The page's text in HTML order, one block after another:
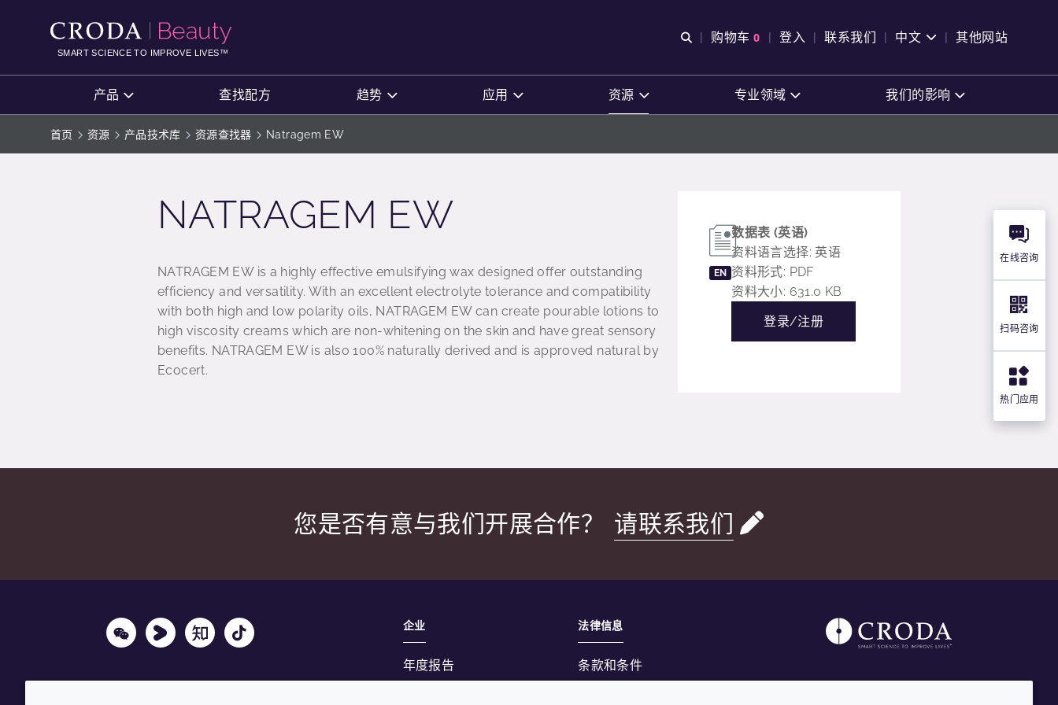
CONTENTSMART SCIENCE TO IMPROVE LIVES™
Open Search
购物车 0
查看购物车
登入 联系我们 中文 其他网站
产品 查找配方 趋势 应用 资源 专业领域 我们的影响
首页 资源 产品技术库 资源查找器 Natragem EW
NATRAGEM EW
NATRAGEM EW is a highly effective emulsifying wax designed offer outstanding
efficiency and versatility. With an excellent electrolyte tolerance and compatibility
with both high and low polarity oils, NATRAGEM EW can create pourable lotions to
high viscosity creams which are non-whitening on the skin and have great sensory
benefits. NATRAGEM EW is also 100% naturally derived and is approved natural by
Ecocert.
EN
数据表 (英语)
资料语言选择: 英语
资料形式: PDF
资料大小: 631.0 KB
登录/注册
您是否有意与我们开展合作？ 请联系我们
WechatYoukuZhihu Tiktok
企业
年度报告
法律信息
条款和条件
在线咨询
扫码咨询
热门应用